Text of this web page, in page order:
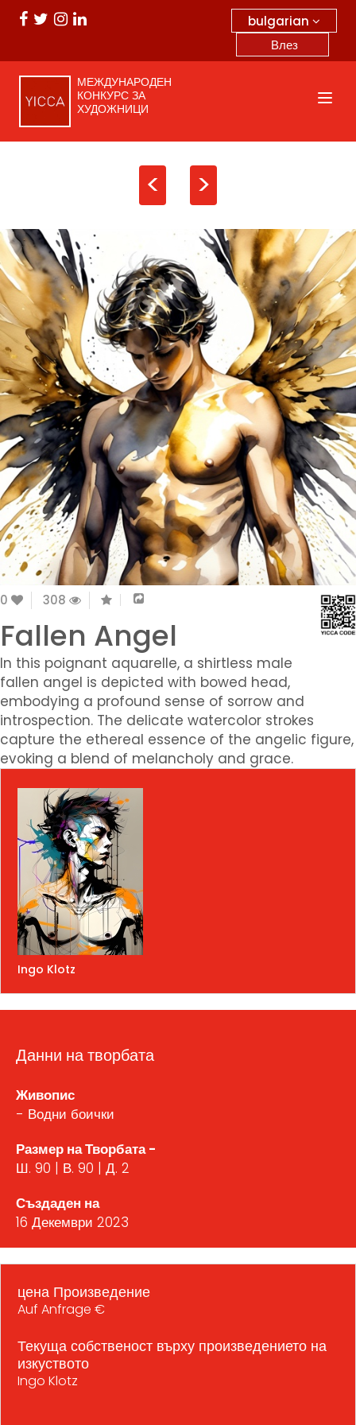
bulgarian
Влез
МЕЖДУНАРОДЕН
КОНКУРС ЗА
ХУДОЖНИЦИ
< >
0 308
Fallen Angel
In this poignant aquarelle, a shirtless male
fallen angel is depicted with bowed head,
embodying a profound sense of sorrow and
introspection. The delicate watercolor strokes
capture the ethereal essence of the angelic figure,
evoking a blend of melancholy and grace.
Ingo Klotz
Данни на творбата
Живопис
- Водни боички
Размер на Творбата -
Ш. 90 | В. 90 | Д. 2
Създаден на
16 Декември 2023
цена Произведение
Auf Anfrage €
Текуща собственост върху произведението на
изкуството
Ingo Klotz